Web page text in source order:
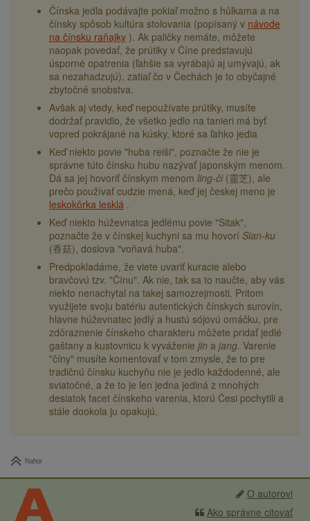
Čínska jedla podávajte pokiaľ možno s hůlkama a na
čínsky spôsob kultúra stolovania (popísaný v návode
na čínsku raňajky ). Ak paličky nemáte, môžete
naopak povedať, že prútiky v Číne predstavujú
úsporné opatrenia (ľahšie sa vyrábajú aj umývajú, ak
sa nezahadzujú), zatiaľ čo v Čechách je to obyčajné
zbytočné snobstva.
Avšak aj vtedy, keď nepoužívate prútiky, musíte
dodržať pravidlo, že všetko jedlo na tanieri má byť
vopred pokrájané na kúsky, ktoré sa ľahko jedia
Keď niekto povie "huba reiši", poznačte že nie je
správne túto čínsku hubu nazývať japonským menom.
Dá sa jej hovoriť čínskym menom ling-či(靈芝), ale
prečo používať cudzie mená, keď jej českej meno je
leskokôrka lesklá .
Keď niekto húževnatca jedlému povie "Sitak",
poznačte že v čínskej kuchyni sa mu hovorí Sian-ku
(香菇), doslova "voňavá huba".
Predpokladáme, že viete uvariť kuracie alebo
bravčovú tzv. "Čínu". Ak nie, tak sa to naučte, aby vás
niekto nenachytal na takej samozrejmosti. Pritom
využijete svoju batériu autentických čínskych surovín,
hlavne húževnatec jedlý a hustú sójovú omáčku, pre
zdôraznenie čínskeho charakteru môžete pridať jedlé
gaštany a kustovnicu k vyváženie jin a jang. Varenie
"číny" musíte komentovať v tom zmysle, že to pre
tradičnú čínsku kuchyňu nie je jedlo každodenné, ale
sviatočné, a že to je len jedna jediná z mnohých
desiatok facet čínskeho varenia, ktorú Česi pochytili a
stále dookola ju opakujú.
Nahor
O autorovi
Ako správne citovať